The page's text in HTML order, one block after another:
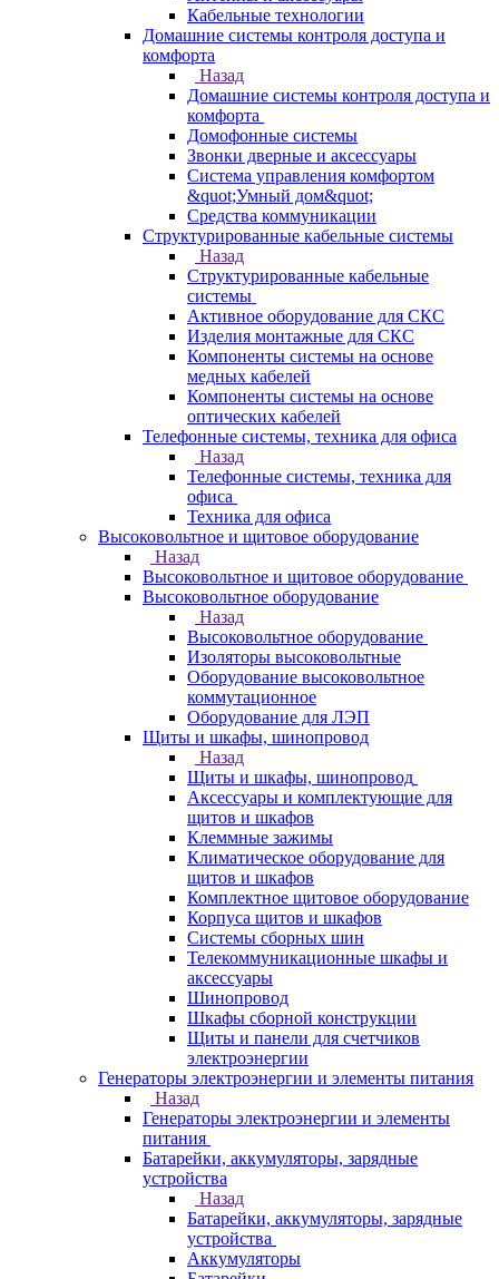
Кабельные технологии
Домашние системы контроля доступа и
комфорта
Назад
Домашние системы контроля доступа и
комфорта
Домофонные системы
Звонки дверные и аксессуары
Система управления комфортом
&quot;Умный дом&quot;
Средства коммуникации
Структурированные кабельные системы
Назад
Структурированные кабельные
системы
Активное оборудование для СКС
Изделия монтажные для СКС
Компоненты системы на основе
медных кабелей
Компоненты системы на основе
оптических кабелей
Телефонные системы, техника для офиса
Назад
Телефонные системы, техника для
офиса
Техника для офиса
Высоковольтное и щитовое оборудование
Назад
Высоковольтное и щитовое оборудование
Высоковольтное оборудование
Назад
Высоковольтное оборудование
Изоляторы высоковольтные
Оборудование высоковольтное
коммутационное
Оборудование для ЛЭП
Щиты и шкафы, шинопровод
Назад
Щиты и шкафы, шинопровод
Аксессуары и комплектующие для
щитов и шкафов
Клеммные зажимы
Климатическое оборудование для
щитов и шкафов
Комплектное щитовое оборудование
Корпуса щитов и шкафов
Системы сборных шин
Телекоммуникационные шкафы и
аксессуары
Шинопровод
Шкафы сборной конструкции
Щиты и панели для счетчиков
электроэнергии
Генераторы электроэнергии и элементы питания
Назад
Генераторы электроэнергии и элементы
питания
Батарейки, аккумуляторы, зарядные
устройства
Назад
Батарейки, аккумуляторы, зарядные
устройства
Аккумуляторы